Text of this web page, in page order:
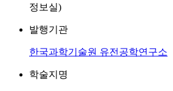
정보실)
발행기관
한국과학기술원 유전공학연구소
학술지명